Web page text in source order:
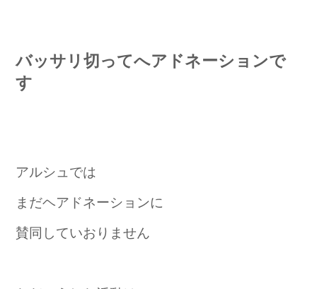
バッサリ切ってへアドネーションで
す
アルシュでは
まだヘアドネーションに
賛同していおりません